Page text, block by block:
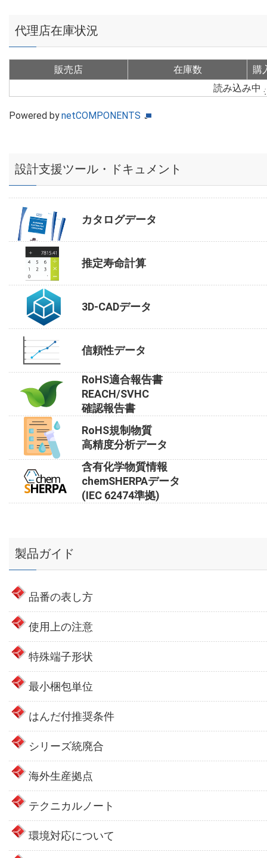
代理店在庫状況
販売店 在庫数
購
読み込み中
Powered bynetCOMPONENTS
設計支援ツール・ドキュメント
カタログデータ
推定寿命計算
3D-CADデータ
信頼性データ
RoHS適合報告書
REACH/SVHC
確認報告書
RoHS規制物質
高精度分析データ
含有化学物質情報
chemSHERPAデータ
(IEC 62474準拠)
製品ガイド
品番の表し方
使用上の注意
特殊端子形状
最小梱包単位
はんだ付推奨条件
シリーズ統廃合
海外生産拠点
テクニカルノート
環境対応について